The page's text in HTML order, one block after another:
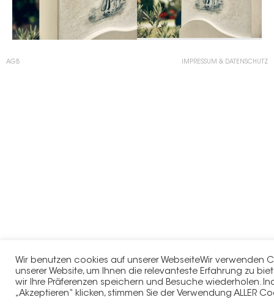
AGB IMPRESSUM & DATENSCHUTZ
Wir benutzen cookies auf unserer WebseiteWir verwenden
unserer Website, um Ihnen die relevanteste Erfahrung zu
wir Ihre Präferenzen speichern und Besuche wiederholen.
„Akzeptieren“ klicken, stimmen Sie der Verwendung ALLER